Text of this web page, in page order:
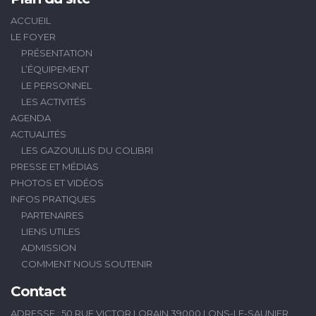
ACCUEIL
LE FOYER
PRÉSENTATION
L’ÉQUIPEMENT
LE PERSONNEL
LES ACTIVITÉS
AGENDA
ACTUALITÉS
LES GAZOUILLIS DU COLIBRI
PRESSE ET MÉDIAS
PHOTOS ET VIDÉOS
INFOS PRATIQUES
PARTENAIRES
LIENS UTILES
ADMISSION
COMMENT NOUS SOUTENIR
Contact
ADRESSE : 50 RUE VICTOR LORAIN 39000 LONS-LE-SAUNIER